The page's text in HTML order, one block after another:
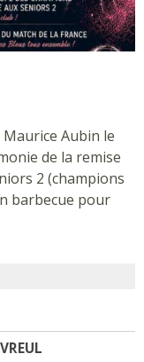
Aubin le
de la remise
2 (champions
barbecue pour